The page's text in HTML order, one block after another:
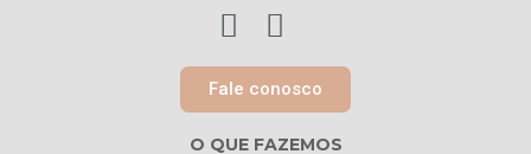
Fale conosco
O QUE FAZEMOS